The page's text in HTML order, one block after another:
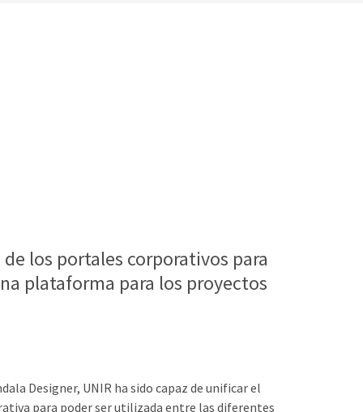
los portales corporativos para
plataforma para los proyectos
Designer, UNIR ha sido capaz de unificar el
para poder ser utilizada entre las diferentes